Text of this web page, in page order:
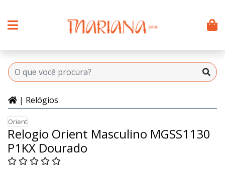
| Relógios
Orient
Relogio Orient Masculino MGSS1130
P1KX Dourado